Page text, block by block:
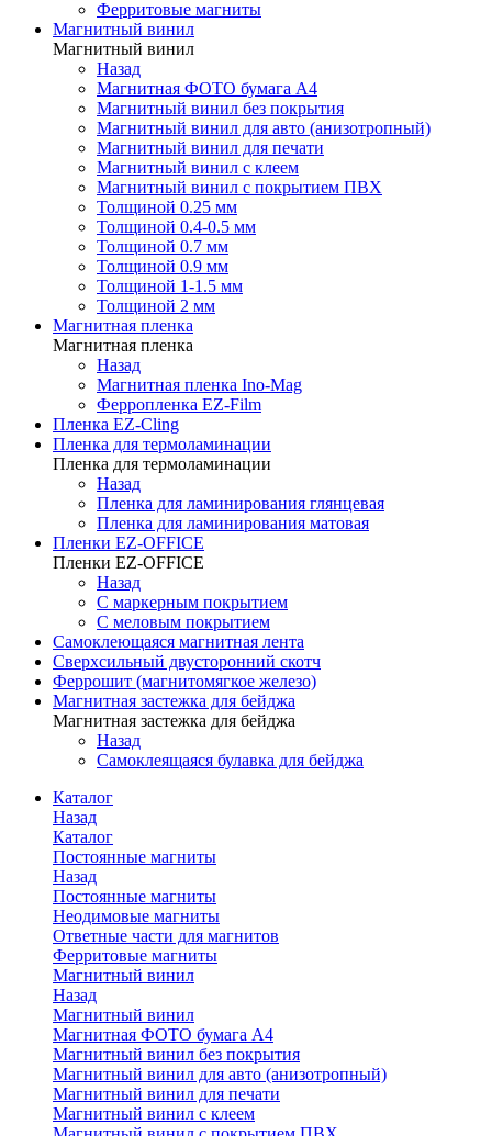
Ферритовые магниты
Магнитный винил
Магнитный винил
Назад
Магнитная ФОТО бумага А4
Магнитный винил без покрытия
Магнитный винил для авто (анизотропный)
Магнитный винил для печати
Магнитный винил с клеем
Магнитный винил с покрытием ПВХ
Толщиной 0.25 мм
Толщиной 0.4-0.5 мм
Толщиной 0.7 мм
Толщиной 0.9 мм
Толщиной 1-1.5 мм
Толщиной 2 мм
Магнитная пленка
Магнитная пленка
Назад
Магнитная пленка Ino-Mag
Ферропленка EZ-Film
Пленка EZ-Cling
Пленка для термоламинации
Пленка для термоламинации
Назад
Пленка для ламинирования глянцевая
Пленка для ламинирования матовая
Пленки EZ-OFFICE
Пленки EZ-OFFICE
Назад
С маркерным покрытием
С меловым покрытием
Самоклеющаяся магнитная лента
Сверхсильный двусторонний скотч
Феррошит (магнитомягкое железо)
Магнитная застежка для бейджа
Магнитная застежка для бейджа
Назад
Самоклеящаяся булавка для бейджа
Каталог
Назад
Каталог
Постоянные магниты
Назад
Постоянные магниты
Неодимовые магниты
Ответные части для магнитов
Ферритовые магниты
Магнитный винил
Назад
Магнитный винил
Магнитная ФОТО бумага А4
Магнитный винил без покрытия
Магнитный винил для авто (анизотропный)
Магнитный винил для печати
Магнитный винил с клеем